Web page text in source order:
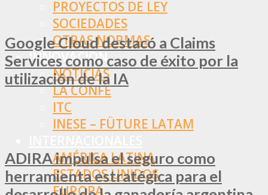
PROYECTOS DE LEY
SOCIEDADES
OTRAS NORMAS
INNOVACIÓN
NOTICIAS
LA CONFE
ITC
INESE – FÜTURE LATAM
AMÉRICA LATINA
ESTADOS UNIDOS
EUROPA
Google Cloud destacó a Claims
Services como caso de éxito por la
utilización de la IA
ADIRA impulsa el seguro como
herramienta estratégica para el